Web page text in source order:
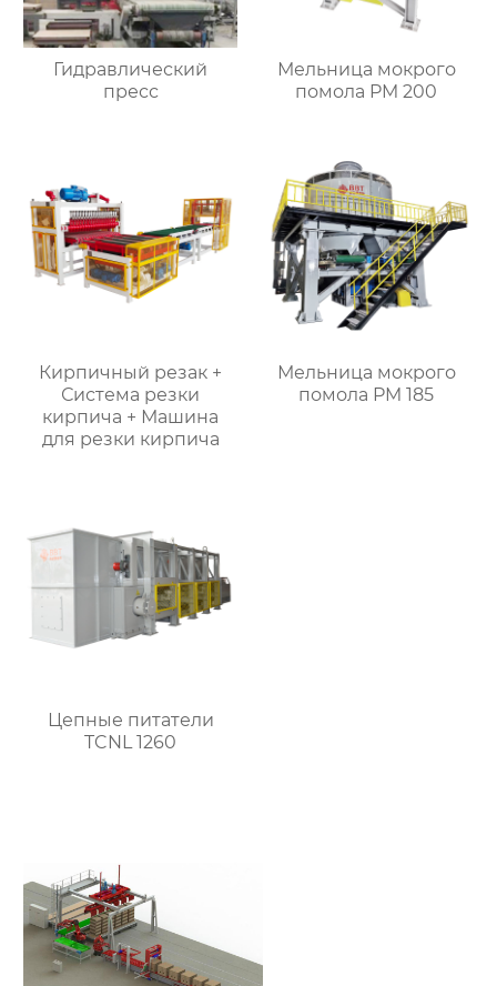
Гидравлический
пресс
Мельница мокрого
помола PM 200
Кирпичный резак +
Система резки
кирпича + Машина
для резки кирпича
Мельница мокрого
помола PM 185
Цепные питатели
TCNL 1260